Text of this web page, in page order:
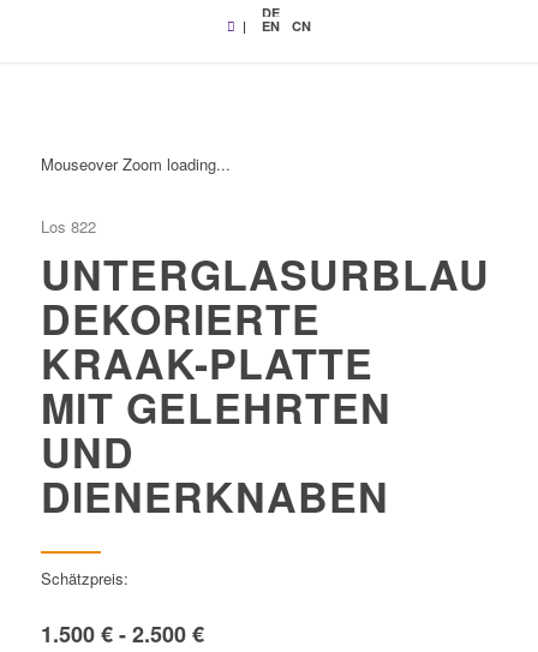
|
DE
EN CN
Mouseover Zoom loading...
Los 822
UNTERGLASURBLAU
DEKORIERTE
KRAAK-PLATTE
MIT GELEHRTEN
UND
DIENERKNABEN
Schätzpreis:
1.500 € - 2.500 €